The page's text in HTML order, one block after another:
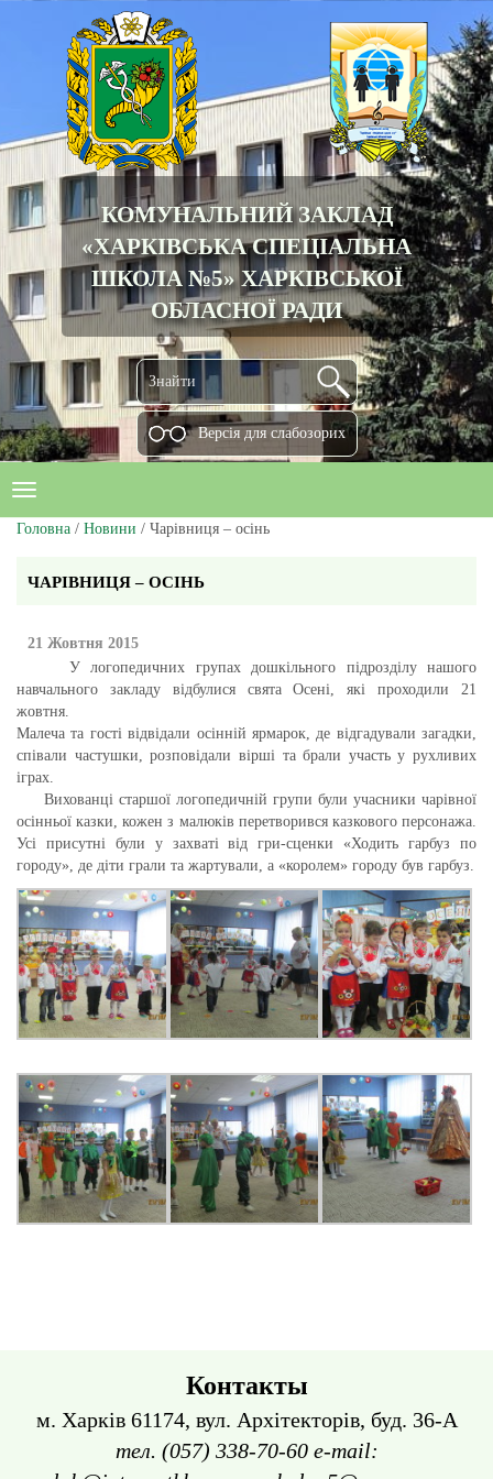
КОМУНАЛЬНИЙ ЗАКЛАД
«ХАРКІВСЬКА СПЕЦІАЛЬНА
ШКОЛА №5» ХАРКІВСЬКОЇ
ОБЛАСНОЇ РАДИ
Версiя для слабозорих
Головна / Новини / Чарівниця – осінь
ЧАРІВНИЦЯ – ОСІНЬ
21 Жовтня 2015
У логопедичних групах дошкільного підрозділу нашого
навчального закладу відбулися свята Осені, які проходили 21
жовтня.
Малеча та гості відвідали осінній ярмарок, де відгадували загадки,
співали частушки, розповідали вірші та брали участь у рухливих
іграх.
Вихованці старшої логопедичній групи були учасники чарівної
осінньої казки, кожен з малюків перетворився казкового персонажа.
Усі присутні були у захваті від гри-сценки «Ходить гарбуз по
городу», де діти грали та жартували, а «королем» городу був гарбуз.
Контакты
м. Харків 61174, вул. Архітекторів, буд. 36-А
тел. (057) 338-70-60 e-mail: